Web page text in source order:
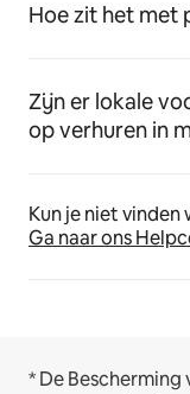
Hoe zit het met
Zijn er lokale
op verhuren in
Kun je niet
Ga naar ons
* De